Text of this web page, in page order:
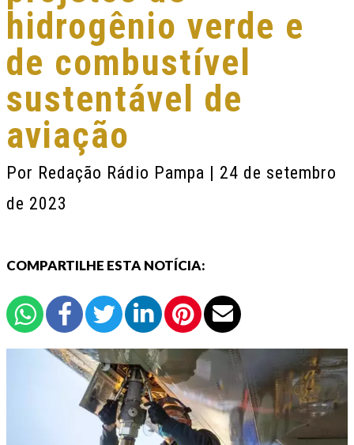
hidrogênio verde e
de combustível
sustentável de
aviação
Por Redação Rádio Pampa | 24 de setembro
de 2023
COMPARTILHE ESTA NOTÍCIA: